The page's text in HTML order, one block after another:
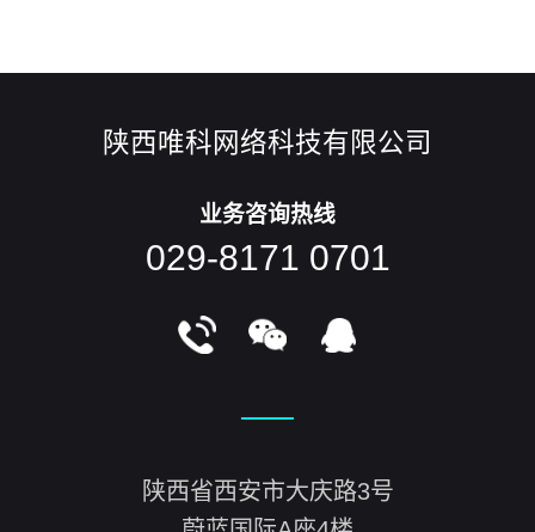
陕西唯科网络科技有限公司
业务咨询热线
029-8171 0701
陕西省西安市大庆路3号